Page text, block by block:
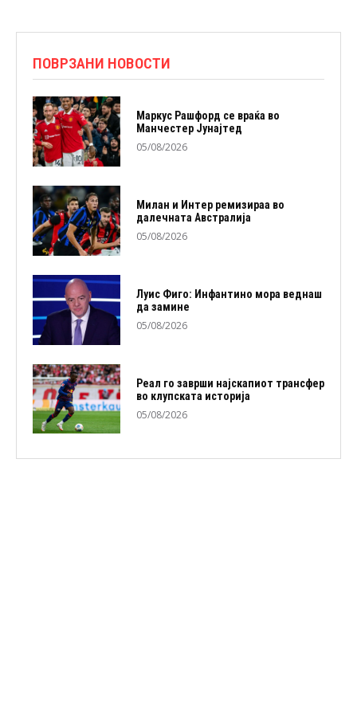
ПОВРЗАНИ НОВОСТИ
Маркус Рашфорд се враќа во
Манчестер Јунајтед
05/08/2026
Милан и Интер ремизираа во
далечната Австралија
05/08/2026
Луис Фиго: Инфантино мора веднаш
да замине
05/08/2026
Реал го заврши најскапиот трансфер
во клупската историја
05/08/2026